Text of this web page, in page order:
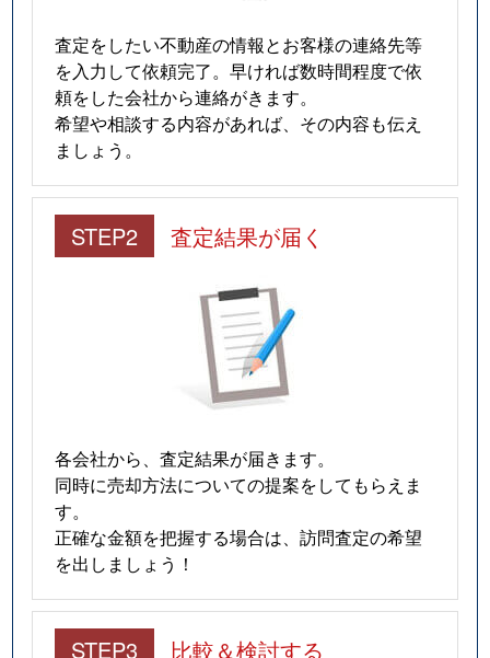
査定をしたい不動産の情報とお客様の連絡先等
を入力して依頼完了。早ければ数時間程度で依
頼をした会社から連絡がきます。
希望や相談する内容があれば、その内容も伝え
ましょう。
STEP2 査定結果が届く
各会社から、査定結果が届きます。
同時に売却方法についての提案をしてもらえま
す。
正確な金額を把握する場合は、訪問査定の希望
を出しましょう！
STEP3 比較＆検討する